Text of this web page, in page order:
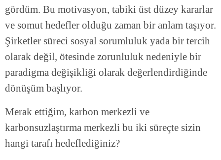
gördüm. Bu motivasyon, tabiki üst düzey kararlar
ve somut hedefler olduğu zaman bir anlam taşıyor.
Şirketler süreci sosyal sorumluluk yada bir tercih
olarak değil, ötesinde zorunluluk nedeniyle bir
paradigma değişikliği olarak değerlendirdiğinde
dönüşüm başlıyor.
Merak ettiğim, karbon merkezli ve
karbonsuzlaştırma merkezli bu iki süreçte sizin
hangi tarafı hedeflediğiniz?